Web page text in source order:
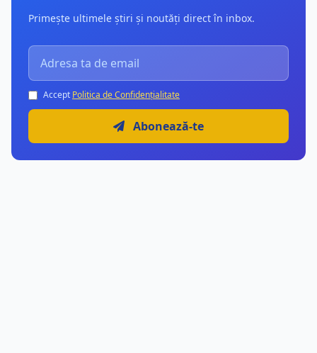
Primește ultimele știri și noutăți direct în inbox.
Accept Politica de Confidențialitate
Abonează-te